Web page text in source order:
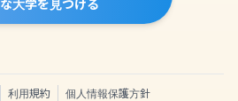
大学を見つける
利用規約 個人情報保護方針